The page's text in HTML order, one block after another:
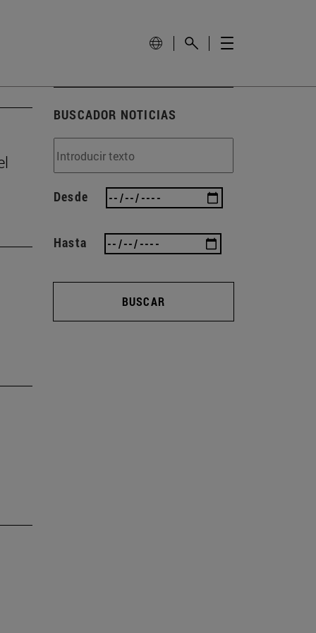
BUSCADOR NOTICIAS
Desde
Hasta
BUSCAR